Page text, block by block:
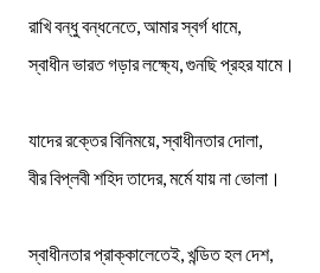
রাখি বন্ধু বন্ধনেতে, আমার স্বর্গ ধামে,
স্বাধীন ভারত গড়ার লক্ষ‍্যে, গুনছি প্রহর যামে।
যাদের রক্তের বিনিময়ে, স্বাধীনতার দোলা,
বীর বিপ্লবী শহিদ তাদের, মর্মে যায় না ভোলা।
স্বাধীনতার প্রাক্কালেতেই, খন্ডিত হল দেশ,